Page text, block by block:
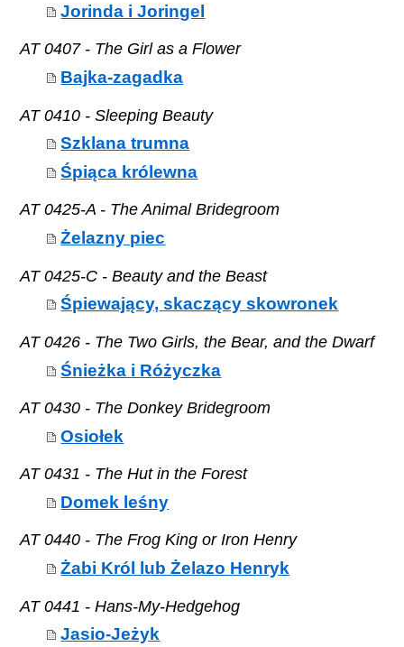
Jorinda i Joringel
AT 0407 - The Girl as a Flower
Bajka-zagadka
AT 0410 - Sleeping Beauty
Szklana trumna
Śpiąca królewna
AT 0425-A - The Animal Bridegroom
Żelazny piec
AT 0425-C - Beauty and the Beast
Śpiewający, skaczący skowronek
AT 0426 - The Two Girls, the Bear, and the Dwarf
Śnieżka i Różyczka
AT 0430 - The Donkey Bridegroom
Osiołek
AT 0431 - The Hut in the Forest
Domek leśny
AT 0440 - The Frog King or Iron Henry
Żabi Król lub Żelazo Henryk
AT 0441 - Hans-My-Hedgehog
Jasio-Jeżyk